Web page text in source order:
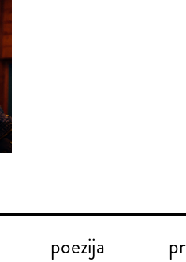
poezija